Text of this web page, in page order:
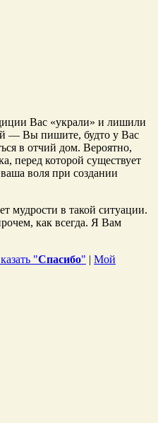
Вас «украли» и лишили
— Вы пишите, будто у Вас
в отчий дом. Вероятно,
перед которой существует
воля при создании
мудрости в такой ситуации.
как всегда. Я Вам
"Спасибо" | Мой